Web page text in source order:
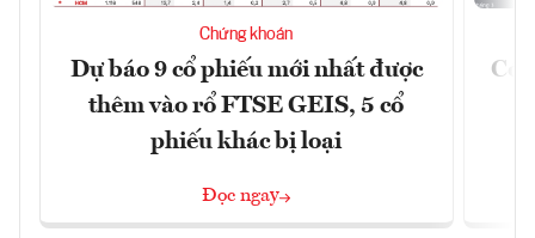
Chứng khoán
Dự báo 9 cổ phiếu mới nhất được
thêm vào rổ FTSE GEIS, 5 cổ
phiếu khác bị loại
Đọc ngay
Có